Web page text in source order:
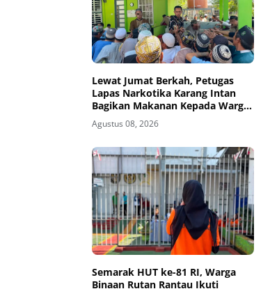
Lewat Jumat Berkah, Petugas
Lapas Narkotika Karang Intan
Bagikan Makanan Kepada Warga
Binaan
Agustus 08, 2026
Semarak HUT ke-81 RI, Warga
Binaan Rutan Rantau Ikuti